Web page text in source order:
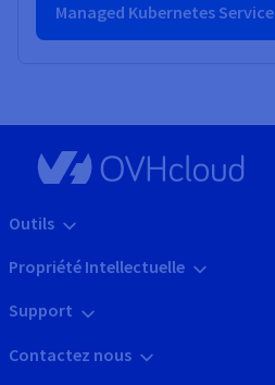
Managed Kubernetes Service
Outils
Propriété Intellectuelle
Support
Contactez nous